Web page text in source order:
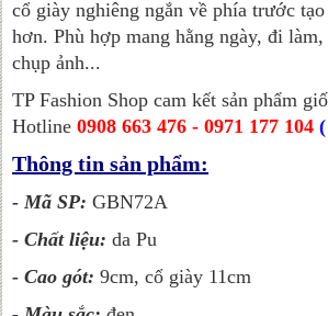
cổ giày nghiêng ngắn về phía trước
hơn. Phù hợp mang hằng ngày, đi
chụp ảnh...
TP Fashion Shop cam kết sản phẩm
Hotline0908 663 476 - 0971 177 104
Thông tin sản phẩm:
- Mã SP: GBN72A
- Chất liệu:da Pu
- Cao gót:9cm, cổ giày 11cm